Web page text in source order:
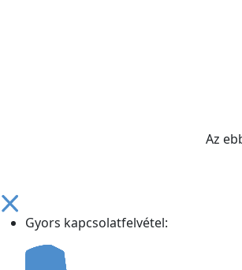
Az
Gyors kapcsolatfelvétel: